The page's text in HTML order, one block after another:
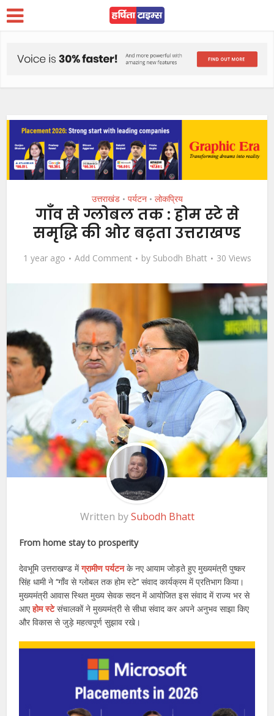
उत्तराखंड • पर्यटन • लोकप्रिय
गाँव से ग्लोबल तक : होम स्टे से
समृद्धि की ओर बढ़ता उत्तराखण्ड
1 year ago Add Comment by Subodh Bhatt 30 Views
Written bySubodh Bhatt
From home stay to prosperity
देवभूमि उत्तराखण्ड मेंग्रामीण पर्यटनके नए आयाम जोड़ते हुए मुख्यमंत्री पुष्कर
सिंह धामी ने ‘‘गाँव से ग्लोबल तक होम स्टे’’ संवाद कार्यक्रम में प्रतिभाग किया।
मुख्यमंत्री आवास स्थित मुख्य सेवक सदन में आयोजित इस संवाद में राज्य भर से
आएहोम स्टेसंचालकों ने मुख्यमंत्री से सीधा संवाद कर अपने अनुभव साझा किए
और विकास से जुड़े महत्वपूर्ण सुझाव रखे।